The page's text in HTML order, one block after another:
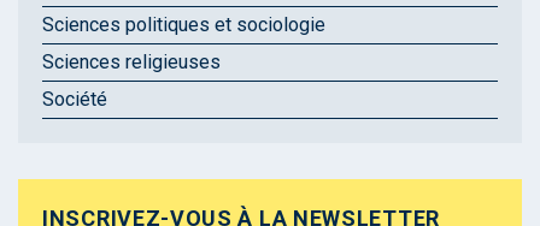
Sciences politiques et sociologie
Sciences religieuses
Société
INSCRIVEZ-VOUS À LA NEWSLETTER